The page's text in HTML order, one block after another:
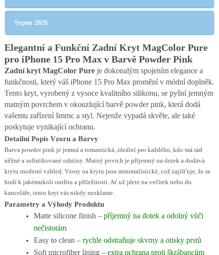
Srpen 2026
Elegantní a Funkční Zadní Kryt MagColor Pure
pro iPhone 15 Pro Max v Barvě Powder Pink
Zadní kryt MagColor Pureje dokonalým spojením elegance a
funkčnosti, který váš iPhone 15 Pro Max promění v módní doplněk.
Tento kryt, vyrobený z vysoce kvalitního silikonu, se pyšní jemným
matným povrchem v okouzlující barvě powder pink, která dodá
vašemu zařízení šmrnc a styl. Nejenže vypadá skvěle, ale také
poskytuje vynikající ochranu.
Detailní Popis Vzoru a Barvy
Barva powder pink je jemná a romantická, ideální pro každého, kdo má rád
něžné a sofistikované odstíny. Matný povrch je příjemný na dotek a dodává
krytu moderní vzhled. Vzory na krytu jsou minimalistické, což zajišťuje, že se
hodí k jakémukoli outfitu a příležitosti. Ať už jdete na večírek nebo do
kanceláře, tento kryt vás nikdy nezklame.
Parametry a Výhody Produktu
Matte silicone finish – příjemný na dotek a odolný vůči
nečistotám
Easy to clean – rychle odstraňuje skvrny a otisky prstů
Soft microfiber lining – extra ochrana proti škrábancům